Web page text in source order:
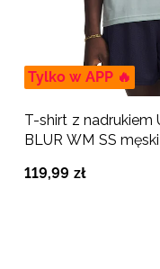
Tylko w APP 🔥
T-shirt z nadrukiem
BLUR WM SS
119,99 zł